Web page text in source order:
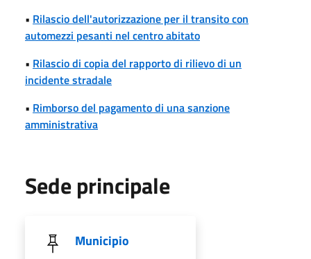
• Rilascio dell'autorizzazione per il transito con
automezzi pesanti nel centro abitato
• Rilascio di copia del rapporto di rilievo di un
incidente stradale
• Rimborso del pagamento di una sanzione
amministrativa
Sede principale
Municipio